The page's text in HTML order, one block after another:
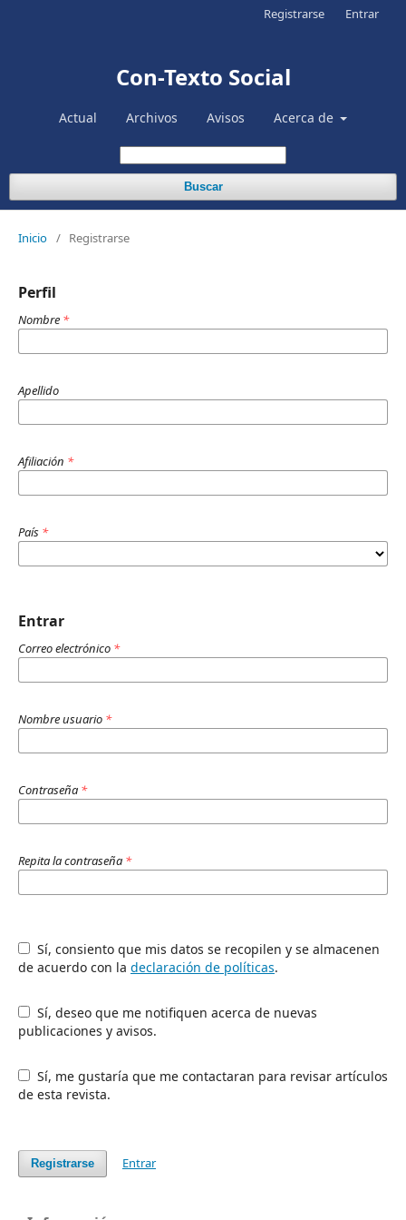
Con-Texto Social
Actual Archivos Avisos Acerca de
Buscar
Registrarse Entrar
Inicio / Registrarse
Perfil
Nombre *
Apellido
Afiliación *
País *
Entrar
Correo electrónico *
Nombre usuario *
Contraseña *
Repita la contraseña *
de acuerdo con la declaración de políticas.
publicaciones y avisos.
de esta revista.
Registrarse Entrar